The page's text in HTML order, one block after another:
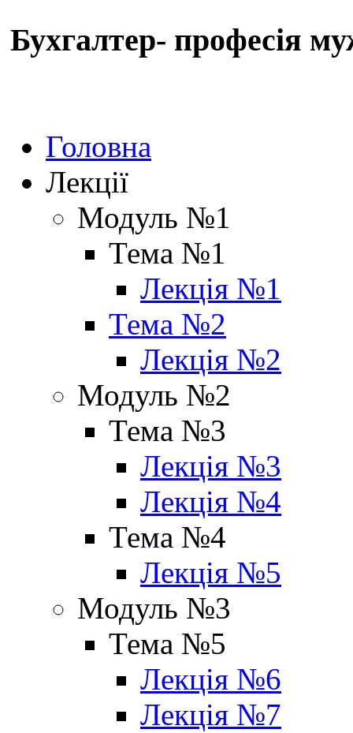
Бухгалтер- професія
Головна
Лекції
Модуль №1
Тема №1
Лекція №1
Тема №2
Лекція №2
Модуль №2
Тема №3
Лекція №3
Лекція №4
Тема №4
Лекція №5
Модуль №3
Тема №5
Лекція №6
Лекція №7